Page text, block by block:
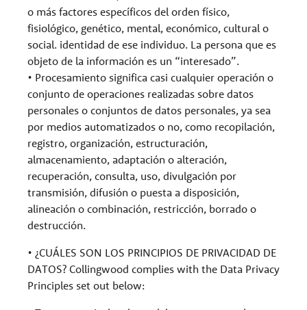
o más factores específicos del orden físico,
fisiológico, genético, mental, económico, cultural o
social. identidad de ese individuo. La persona que es
objeto de la información es un “interesado”.
• Procesamiento significa casi cualquier operación o
conjunto de operaciones realizadas sobre datos
personales o conjuntos de datos personales, ya sea
por medios automatizados o no, como recopilación,
registro, organización, estructuración,
almacenamiento, adaptación o alteración,
recuperación, consulta, uso, divulgación por
transmisión, difusión o puesta a disposición,
alineación o combinación, restricción, borrado o
destrucción.
• ¿CUÁLES SON LOS PRINCIPIOS DE PRIVACIDAD DE
DATOS? Collingwood complies with the Data Privacy
Principles set out below: